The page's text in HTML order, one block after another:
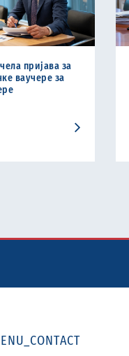
пријава за
ваучере за